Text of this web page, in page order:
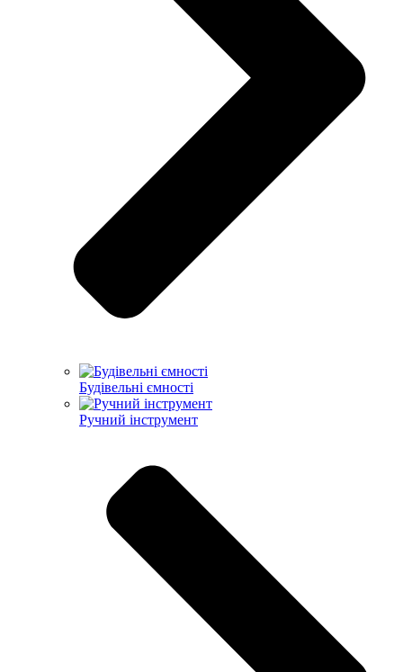
Будівельні ємності
Ручний інструмент